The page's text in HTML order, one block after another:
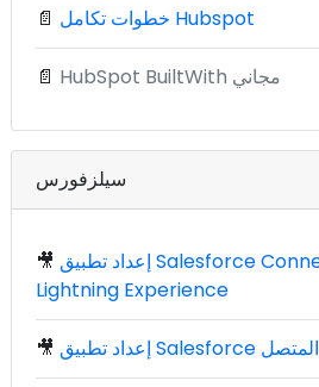
📄 خطوات تكامل Hubspot
📄 HubSpot BuiltWith مجاني
سيلزفورس
🎥 إعداد تطبيق Salesforce Connected باستخدام
Lightning Experience
🎥 إعداد تطبيق Salesforce المتصل